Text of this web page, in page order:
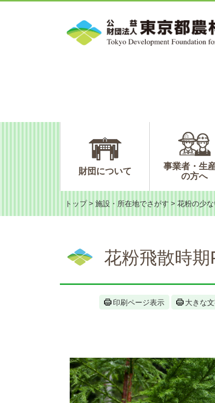
文
財団について
事業者・生
の方へ
トップ > 施設・所在地でさがす > 花粉の少
花粉飛散時期
印刷ページ表示 大きな